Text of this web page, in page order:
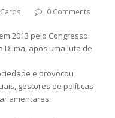
Cards 0 Comments
2013 pelo Congresso
após uma luta de
e provocou
gestores de políticas